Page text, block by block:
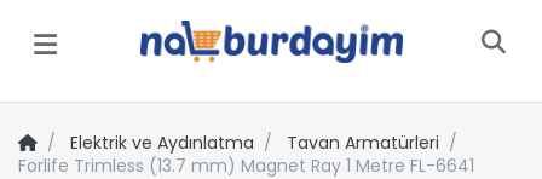
Menü
Elektrik ve Aydınlatma
Tavan Armatürleri
Forlife Trimless (13.7 mm) Magnet Ray 1 Metre FL-6641